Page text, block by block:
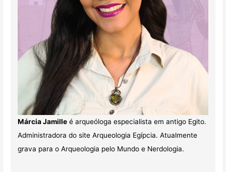
Márcia Jamilleé arqueóloga especialista em antigo Egito.
Administradora do site Arqueologia Egípcia. Atualmente
grava para o Arqueologia pelo Mundo e Nerdologia.